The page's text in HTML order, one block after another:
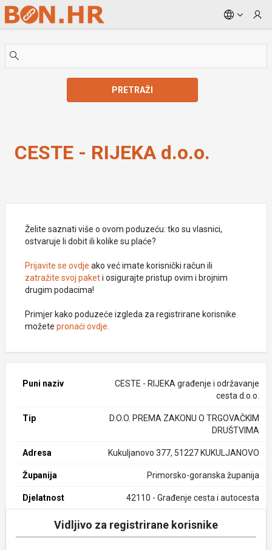
Skip to Main Content
PRETRAŽI
CESTE - RIJEKA d.o.o.
Želite saznati više o ovom poduzeću: tko su vlasnici,
ostvaruje li dobit ili kolike su plaće?
Prijavite se ovdje ako već imate korisnički račun ili
zatražite svoj paketi osigurajte pristup ovim i brojnim
drugim podacima!
Primjer kako poduzeće izgleda za registrirane korisnike
možete pronaći ovdje
Puni naziv
CESTE - RIJEKA građenje i održavanje
cesta d.o.o.
Tip
D.O.O. PREMA ZAKONU O TRGOVAČKIM
DRUŠTVIMA
Adresa Kukuljanovo 377, 51227 KUKULJANOVO
Županija Primorsko-goranska županija
Djelatnost 42110 - Građenje cesta i autocesta
Vidljivo za registrirane korisnike